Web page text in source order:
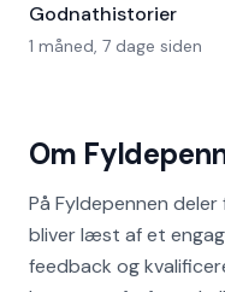
Om
På Fyldepennen
bliver læst af et
feedback og
Godnathistorier
1 måned, 7 dage siden